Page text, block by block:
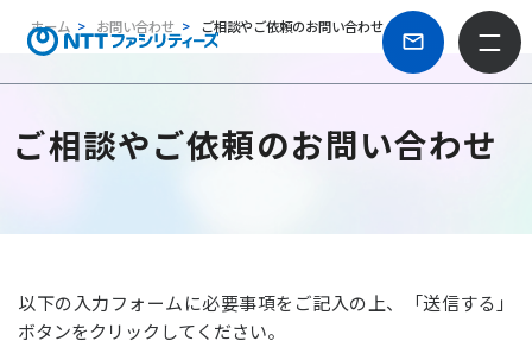
ホーム お問い合わせ ご相談やご依頼のお問い合わせ
ご相談やご依頼のお問い合わせ
以下の入力フォームに必要事項をご記入の上、「送信する」
ボタンをクリックしてください。